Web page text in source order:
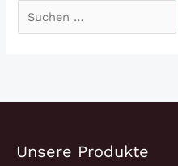
Suchen
nach:
Unsere Produkte